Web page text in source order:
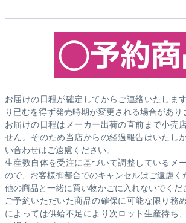
お届けの日程が確定してからご連絡いたしま
り已むを得ず発売時期が変更される場合があり
お届けの日程はメーカー出荷の直前まで小売
せん。そのため当店からの経過報告はいたし
い合わせはご遠慮ください。
生産数自体を受注に基づいて調整しているメ
ので、お客様御都合でのキャンセルはご遠慮く
他の商品と一緒に買い物かごに入れないでくだ
ご予約いただいた商品の確保に可能な限り務
によっては供給不足により次ロット生産待ち